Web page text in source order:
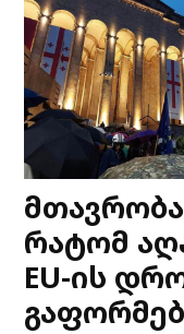
რატომ
EU-ის